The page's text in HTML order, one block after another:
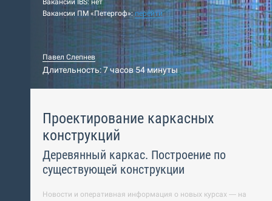
Вакансии IBS: нет
Вакансии ПМ «Петергоф»:перейти
Павел Слепнев
Длительность: 7 часов 54 минуты
Проектирование каркасных
конструкций
Деревянный каркас. Построение по
существующей конструкции
Новости и оперативная информация о новых курсах — на